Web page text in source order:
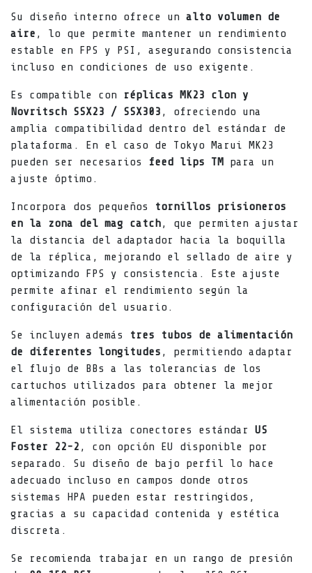
Su diseño interno ofrece un alto volumen de
aire , lo que permite mantener un rendimiento
estable en FPS y PSI, asegurando consistencia
incluso en condiciones de uso exigente.
Es compatible con
réplicas MK23 clon y
Novritsch SSX23 / SSX303 , ofreciendo una
amplia compatibilidad dentro del estándar de
plataforma. En el caso de Tokyo Marui MK23
pueden ser necesarios
feed lips TM
para un
ajuste óptimo.
Incorpora dos pequeños
tornillos prisioneros
en la zona del mag catch, que permiten ajustar
la distancia del adaptador hacia la boquilla
de la réplica, mejorando el sellado de aire y
optimizando FPS y consistencia. Este ajuste
permite afinar el rendimiento según la
configuración del usuario.
Se incluyen además
tres tubos de alimentación
de diferentes longitudes , permitiendo adaptar
el flujo de BBs a las tolerancias de los
cartuchos utilizados para obtener la mejor
alimentación posible.
El sistema utiliza conectores estándar US
Foster 22-2 , con opción EU disponible por
separado. Su diseño de bajo perfil lo hace
adecuado incluso en campos donde otros
sistemas HPA pueden estar restringidos,
gracias a su capacidad contenida y estética
discreta.
Se recomienda trabajar en un rango de presión